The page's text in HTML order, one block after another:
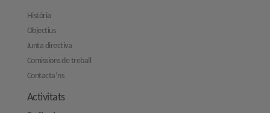
Història
Objectius
Junta directiva
Comissions de treball
Contacta’ns
Activitats